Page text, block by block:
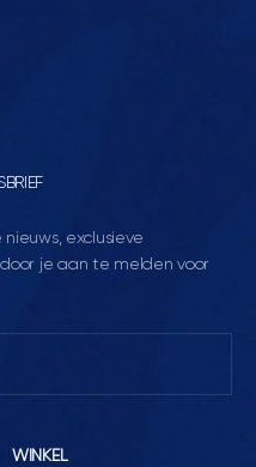
exclusieve
je aan te melden voor
WINKEL